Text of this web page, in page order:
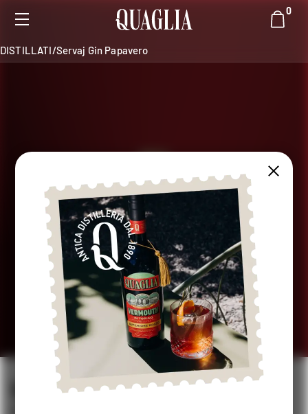
0
DISTILLATI/Servaj Gin Papavero
SERVAJ GIN PAPAVERO